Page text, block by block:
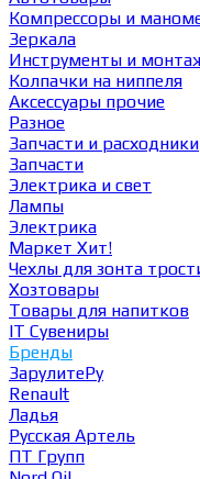
Компрессоры и
Зеркала
Инструменты и
Колпачки на ниппеля
Аксессуары прочие
Разное
Запчасти и расходники
Запчасти
Электрика и свет
Лампы
Электрика
Маркет Хит!
Чехлы для зонта
Хозтовары
Товары для напитков
IT Сувениры
Бренды
ЗарулитеРу
Renault
Ладья
Русская Артель
ПТ Групп